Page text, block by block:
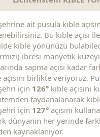
ait pusula kıble
Bu kıble açısı ile
kıble yönünüzü
ibresi manyetik
sapma açısı kadar
açısını birlikte veriyoruz.
için 126° kıble açısını
faydanalanarak
için 127° açısını
dünyanın her yerinde
kaynaklanıyor.